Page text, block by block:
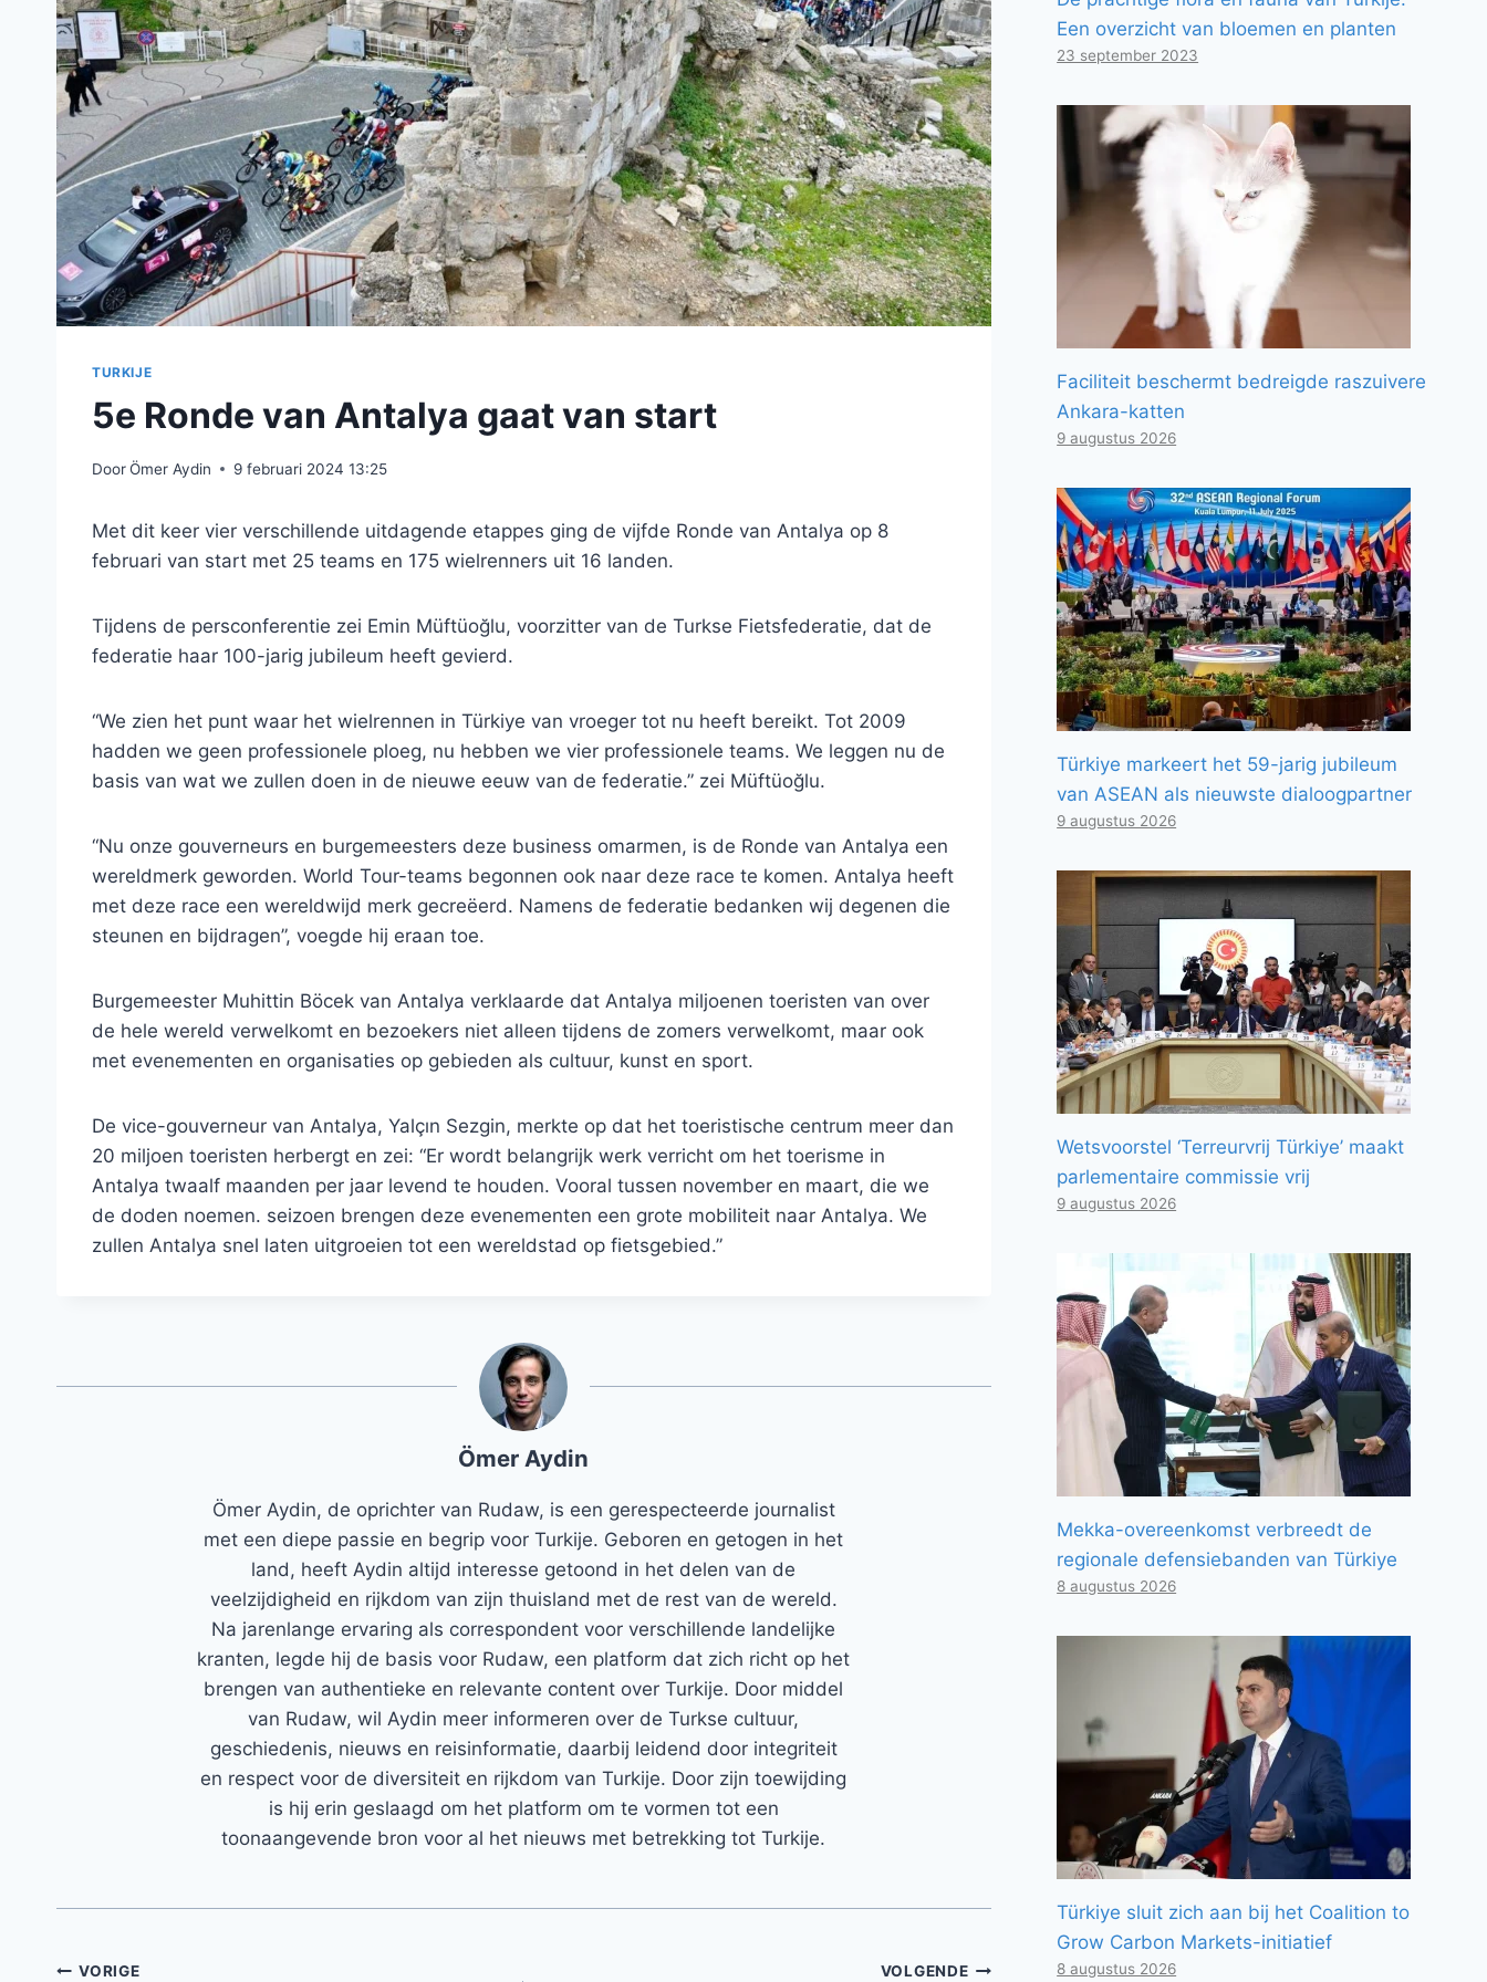
TURKIJE
5e Ronde van Antalya gaat van start
DoorÖmer Aydin 9 februari 2024 13:25
Met dit keer vier verschillende uitdagende etappes ging de vijfde Ronde van Antalya op 8
februari van start met 25 teams en 175 wielrenners uit 16 landen.
Tijdens de persconferentie zei Emin Müftüoğlu, voorzitter van de Turkse Fietsfederatie, dat de
federatie haar 100-jarig jubileum heeft gevierd.
“We zien het punt waar het wielrennen in Türkiye van vroeger tot nu heeft bereikt. Tot 2009
hadden we geen professionele ploeg, nu hebben we vier professionele teams. We leggen nu de
basis van wat we zullen doen in de nieuwe eeuw van de federatie.” zei Müftüoğlu.
“Nu onze gouverneurs en burgemeesters deze business omarmen, is de Ronde van Antalya een
wereldmerk geworden. World Tour-teams begonnen ook naar deze race te komen. Antalya heeft
met deze race een wereldwijd merk gecreëerd. Namens de federatie bedanken wij degenen die
steunen en bijdragen”, voegde hij eraan toe.
Burgemeester Muhittin Böcek van Antalya verklaarde dat Antalya miljoenen toeristen van over
de hele wereld verwelkomt en bezoekers niet alleen tijdens de zomers verwelkomt, maar ook
met evenementen en organisaties op gebieden als cultuur, kunst en sport.
De vice-gouverneur van Antalya, Yalçın Sezgin, merkte op dat het toeristische centrum meer dan
20 miljoen toeristen herbergt en zei: “Er wordt belangrijk werk verricht om het toerisme in
Antalya twaalf maanden per jaar levend te houden. Vooral tussen november en maart, die we
de doden noemen. seizoen brengen deze evenementen een grote mobiliteit naar Antalya. We
zullen Antalya snel laten uitgroeien tot een wereldstad op fietsgebied.”
Ömer Aydin
Ömer Aydin, de oprichter van Rudaw, is een gerespecteerde journalist
met een diepe passie en begrip voor Turkije. Geboren en getogen in het
land, heeft Aydin altijd interesse getoond in het delen van de
veelzijdigheid en rijkdom van zijn thuisland met de rest van de wereld.
Na jarenlange ervaring als correspondent voor verschillende landelijke
kranten, legde hij de basis voor Rudaw, een platform dat zich richt op het
brengen van authentieke en relevante content over Turkije. Door middel
van Rudaw, wil Aydin meer informeren over de Turkse cultuur,
geschiedenis, nieuws en reisinformatie, daarbij leidend door integriteit
en respect voor de diversiteit en rijkdom van Turkije. Door zijn toewijding
is hij erin geslaagd om het platform om te vormen tot een
toonaangevende bron voor al het nieuws met betrekking tot Turkije.
VORIGE VOLGENDE
Een overzicht van bloemen en planten
23 september 2023
Faciliteit beschermt bedreigde raszuivere
Ankara-katten
9 augustus 2026
Türkiye markeert het 59-jarig jubileum
van ASEAN als nieuwste dialoogpartner
9 augustus 2026
Wetsvoorstel ‘Terreurvrij Türkiye’ maakt
parlementaire commissie vrij
9 augustus 2026
Mekka-overeenkomst verbreedt de
regionale defensiebanden van Türkiye
8 augustus 2026
Türkiye sluit zich aan bij het Coalition to
Grow Carbon Markets-initiatief
8 augustus 2026